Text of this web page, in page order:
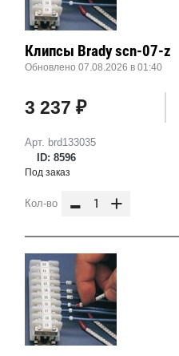
Арт. brd133035
ID: 8596
Клипсы Brady scn-07-z
Обновлено 07.08.2026 в 01:40
3 237 ₽
Под заказ
Кол-во - +